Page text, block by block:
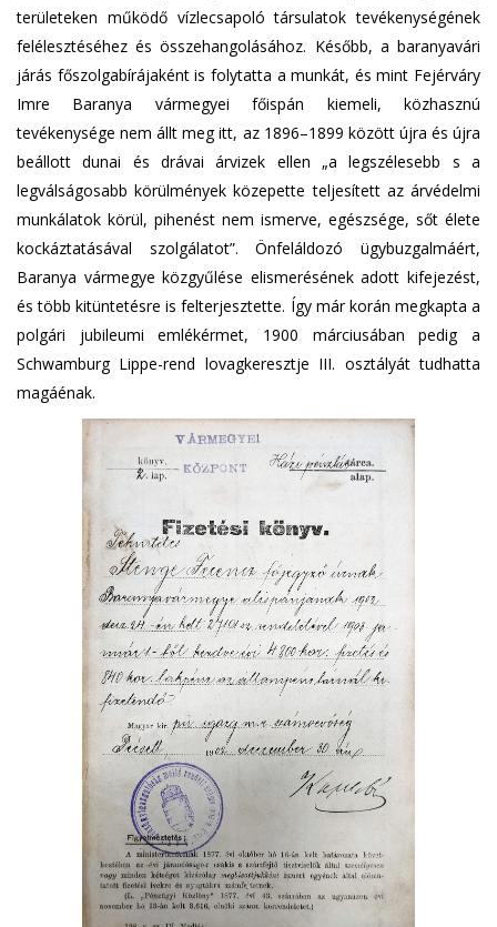
területeken működő vízlecsapoló társulatok tevékenységének
felélesztéséhez és összehangolásához. Később, a baranyavári
járás főszolgabírájaként is folytatta a munkát, és mint Fejérváry
Imre Baranya vármegyei főispán kiemeli, közhasznú
tevékenysége nem állt meg itt, az 1896–1899 között újra és újra
beállott dunai és drávai árvizek ellen „a legszélesebb s a
legválságosabb körülmények közepette teljesített az árvédelmi
munkálatok körül, pihenést nem ismerve, egészsége, sőt élete
kockáztatásával szolgálatot”. Önfeláldozó ügybuzgalmáért,
Baranya vármegye közgyűlése elismerésének adott kifejezést,
és több kitüntetésre is felterjesztette. Így már korán megkapta a
polgári jubileumi emlékérmet, 1900 márciusában pedig a
Schwamburg Lippe-rend lovagkeresztje III. osztályát tudhatta
magáénak.